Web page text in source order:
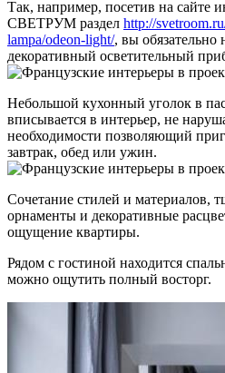
Так, например, посетив на сайте
СВЕТРУМ раздел http://
lampa/odeon-light/, вы обязательно
декоративный осветительный
Небольшой кухонный уголок в
вписывается в интерьер, не
необходимости позволяющий
завтрак, обед или ужин.
Сочетание стилей и материалов,
орнаменты и декоративные
ощущение квартиры.
Рядом с гостиной находится
можно ощутить полный восторг.